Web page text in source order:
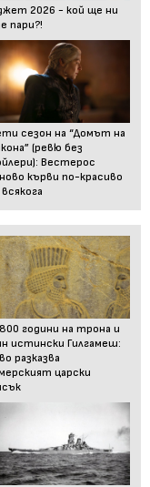
2026 - кой ще ни
пари?!
сезон на “Домът на
(ревю без
Вестерос
кърви по-красиво
години на трона и
истински Гилгамеш:
разказва
царски